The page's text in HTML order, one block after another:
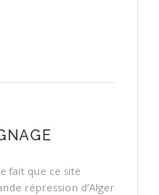
fait que ce site
répression d’Alger